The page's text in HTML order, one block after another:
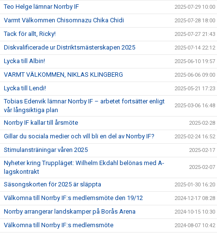
Teo Helge lämnar Norrby IF 2025-07-29 10:00
Varmt Välkommen Chisomnazu Chika Chidi 2025-07-28 18:00
Tack för allt, Ricky! 2025-07-27 21:43
Diskvalificerade ur Distriktsmästerskapen 2025 2025-07-14 22:12
Lycka till Albin! 2025-06-10 19:57
VARMT VÄLKOMMEN, NIKLAS KLINGBERG 2025-06-06 09:00
Lycka till Lendi! 2025-05-21 17:23
Tobias Edenvik lämnar Norrby IF – arbetet fortsätter enligt
vår långsiktiga plan
2025-03-06 16:48
Norrby IF kallar till årsmöte 2025-02-28
Gillar du sociala medier och vill bli en del av Norrby IF? 2025-02-24 16:52
Stimulansträningar våren 2025 2025-02-17
Nyheter kring Truppläget: Wilhelm Ekdahl belönas med A-
lagskontrakt
2025-02-07
Säsongskorten för 2025 är släppta 2025-01-30 16:20
Välkomna till Norrby IF:s medlemsmöte den 19/12 2024-12-17 08:28
Norrby arrangerar landskamper på Borås Arena 2024-10-15 10:30
Välkomna till Norrby IF:s medlemsmöte 2024-08-07 10:42